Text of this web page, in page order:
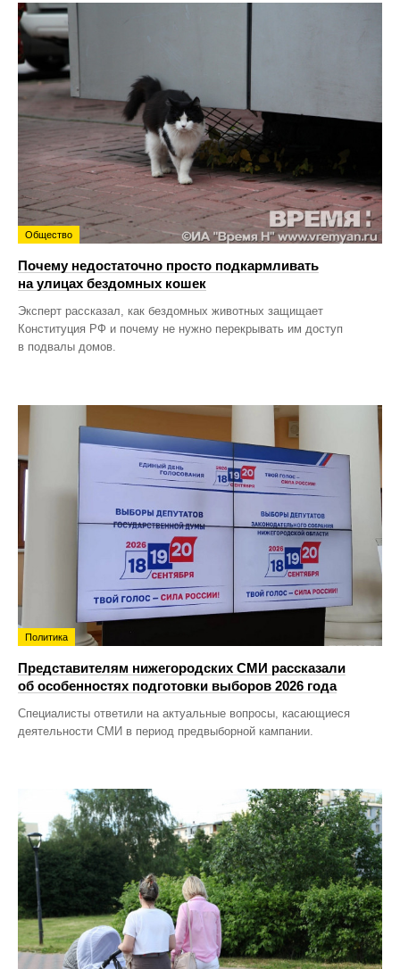
Общество
Почему недостаточно просто подкармливать
на улицах бездомных кошек
Эксперт рассказал, как бездомных животных защищает
Конституция РФ и почему не нужно перекрывать им доступ
в подвалы домов.
Политика
Представителям нижегородских СМИ рассказали
об особенностях подготовки выборов 2026 года
Специалисты ответили на актуальные вопросы, касающиеся
деятельности СМИ в период предвыборной кампании.